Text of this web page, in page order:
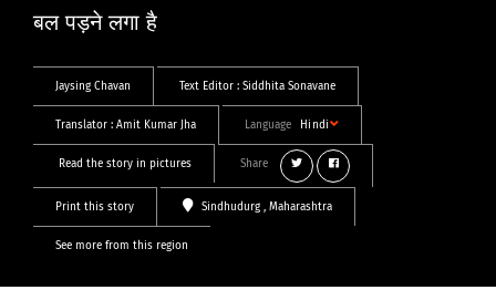
बल पड़ने लगा है
Jaysing Chavan Text Editor : Siddhita Sonavane
Translator : Amit Kumar Jha Language Hindi
Read the story in pictures Share
Print this story Sindhudurg , Maharashtra
See more from this region